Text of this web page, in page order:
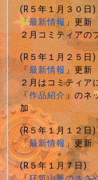
(R５年１月３０日)
「最新情報」更新
２月コミティアの
(R５年１月２５日)
「最新情報」更新
２月はコミティア
「作品紹介」のネ
加
(R５年１月１２日)
「最新情報」更新
(R５年１月７日)